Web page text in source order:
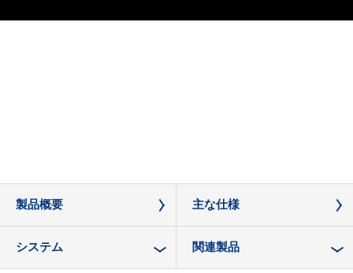
製品概要 主な仕様
システム 関連製品